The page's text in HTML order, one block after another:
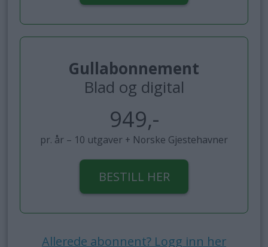
Gullabonnement
Blad og digital
949,-
pr. år – 10 utgaver + Norske Gjestehavner
BESTILL HER
Allerede abonnent? Logg inn her